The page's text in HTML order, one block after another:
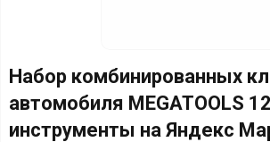
Набор комбинированных
автомобиля MEGATOOLS
инструменты на Яндекс